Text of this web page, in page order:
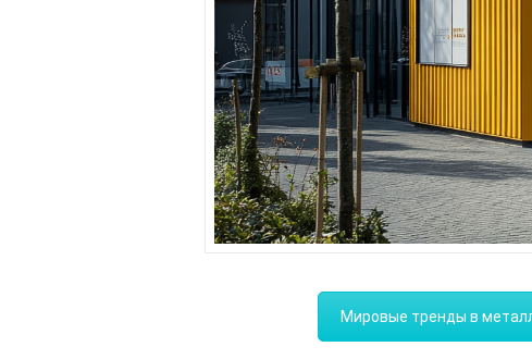
Мировые тренды в